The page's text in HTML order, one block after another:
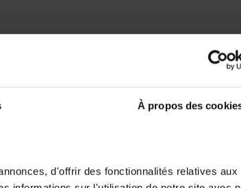
À propos des
d'offrir des fonctionnalités relatives aux